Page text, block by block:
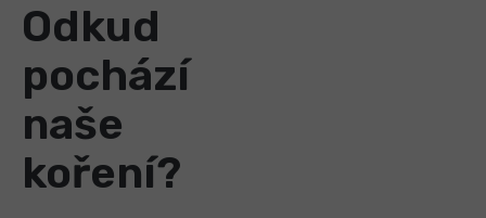
Odkud
pochází
naše
koření?